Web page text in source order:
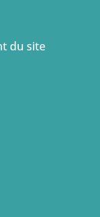
du site